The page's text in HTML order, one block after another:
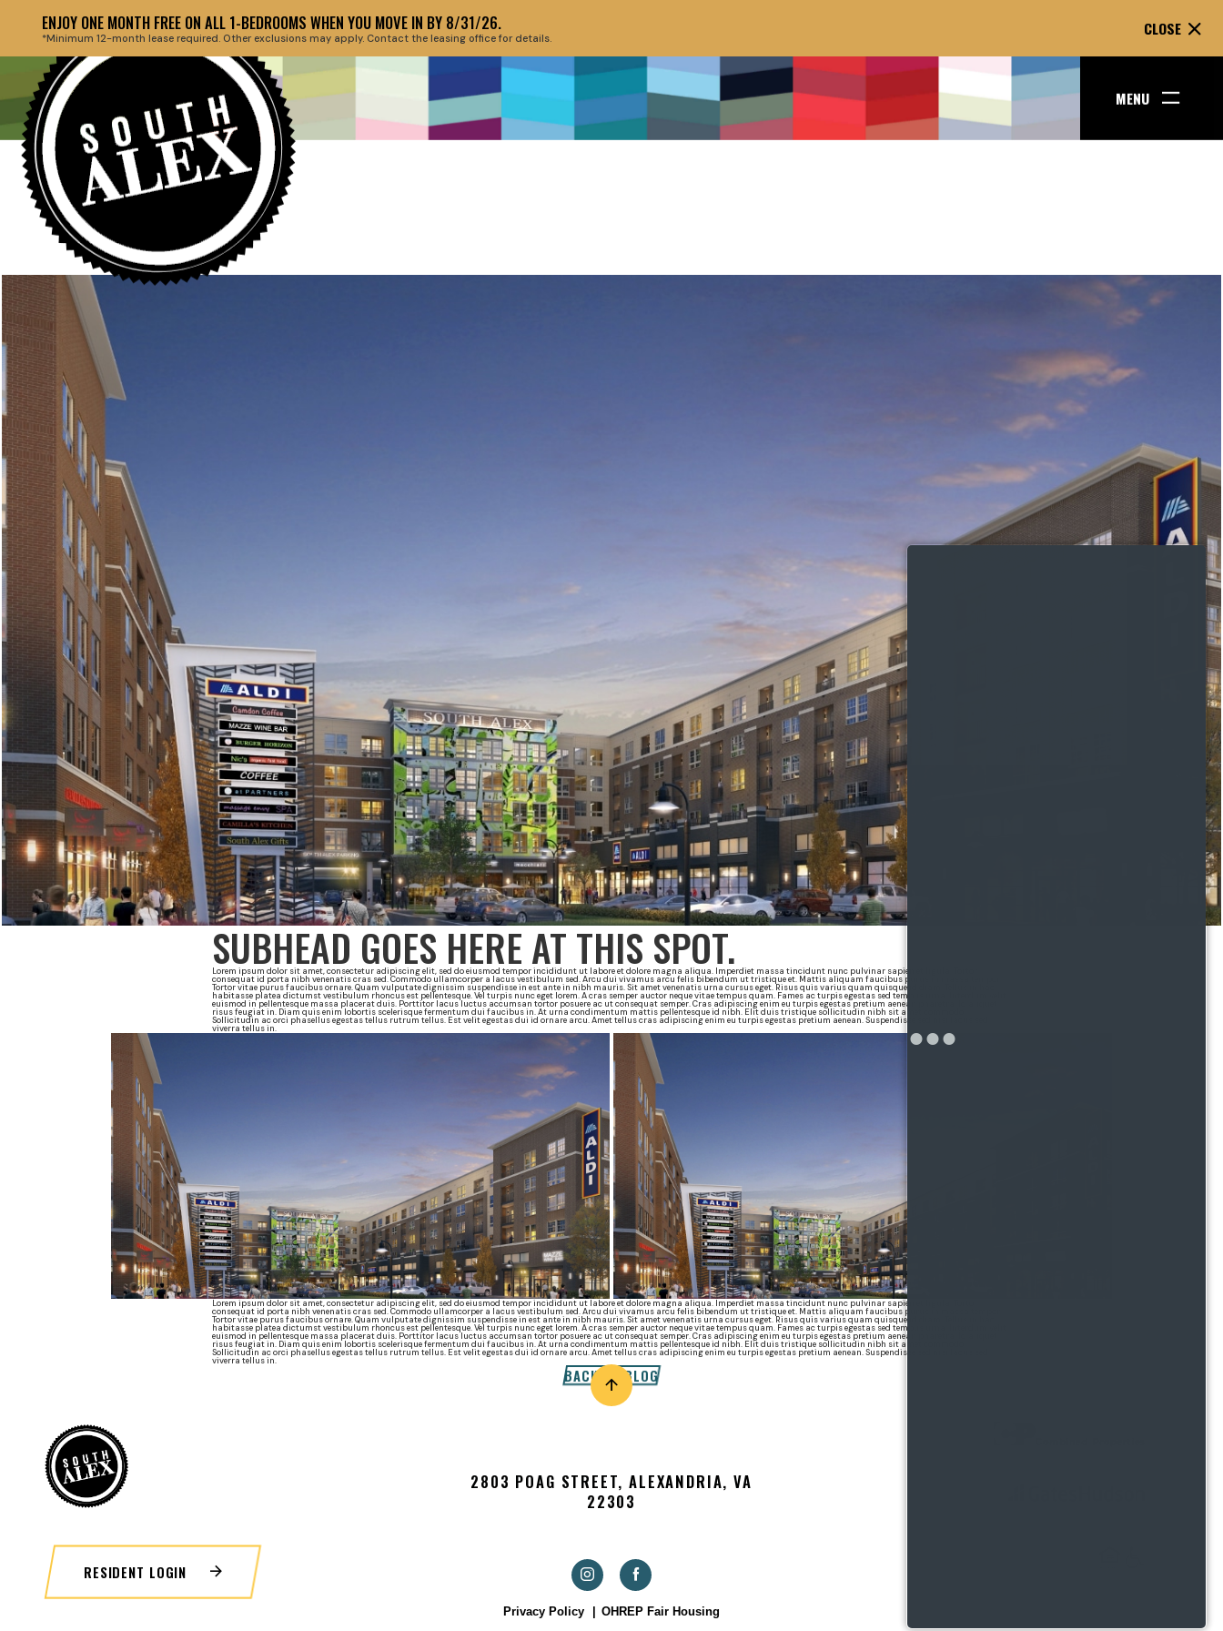
ENJOY ONE MONTH FREE ON ALL 1-BEDROOMS WHEN YOU MOVE IN BY 8/31/26.
*Minimum 12-month lease required. Other exclusions may apply. Contact the leasing office for details. CLOSE
MENU
Back to floor plans
HEADLINE ABOUT THE EVENT GOES
HERE AT THIS SPOT OF TWO LINES.
SUBHEAD GOES HERE AT THIS SPOT.
Lorem ipsum dolor sit amet, consectetur adipiscing elit, sed do eiusmod tempor incididunt ut labore et dolore magna aliqua. Imperdiet massa tincidunt nunc pulvinar sapien et ligula. Tortor
consequat id porta nibh venenatis cras sed. Commodo ullamcorper a lacus vestibulum sed. Arcu dui vivamus arcu felis bibendum ut tristique et. Mattis aliquam faucibus purus in massa tempor.
Tortor vitae purus faucibus ornare. Quam vulputate dignissim suspendisse in est ante in nibh mauris. Sit amet venenatis urna cursus eget. Risus quis varius quam quisque id diam. Tellus in hac
habitasse platea dictumst vestibulum rhoncus est pellentesque. Vel turpis nunc eget lorem. A cras semper auctor neque vitae tempus quam. Fames ac turpis egestas sed tempus urna. Interdum velit
euismod in pellentesque massa placerat duis. Porttitor lacus luctus accumsan tortor posuere ac ut consequat semper. Cras adipiscing enim eu turpis egestas pretium aenean pharetra. Id aliquet
risus feugiat in. Diam quis enim lobortis scelerisque fermentum dui faucibus in. At urna condimentum mattis pellentesque id nibh. Elit duis tristique sollicitudin nibh sit amet commodo.
Sollicitudin ac orci phasellus egestas tellus rutrum tellus. Est velit egestas dui id ornare arcu. Amet tellus cras adipiscing enim eu turpis egestas pretium aenean. Suspendisse sed nisi lacus sed
viverra tellus in.
Lorem ipsum dolor sit amet, consectetur adipiscing elit, sed do eiusmod tempor incididunt ut labore et dolore magna aliqua. Imperdiet massa tincidunt nunc pulvinar sapien et ligula. Tortor
consequat id porta nibh venenatis cras sed. Commodo ullamcorper a lacus vestibulum sed. Arcu dui vivamus arcu felis bibendum ut tristique et. Mattis aliquam faucibus purus in massa tempor.
Tortor vitae purus faucibus ornare. Quam vulputate dignissim suspendisse in est ante in nibh mauris. Sit amet venenatis urna cursus eget. Risus quis varius quam quisque id diam. Tellus in hac
habitasse platea dictumst vestibulum rhoncus est pellentesque. Vel turpis nunc eget lorem. A cras semper auctor neque vitae tempus quam. Fames ac turpis egestas sed tempus urna. Interdum velit
euismod in pellentesque massa placerat duis. Porttitor lacus luctus accumsan tortor posuere ac ut consequat semper. Cras adipiscing enim eu turpis egestas pretium aenean pharetra. Id aliquet
risus feugiat in. Diam quis enim lobortis scelerisque fermentum dui faucibus in. At urna condimentum mattis pellentesque id nibh. Elit duis tristique sollicitudin nibh sit amet commodo.
Sollicitudin ac orci phasellus egestas tellus rutrum tellus. Est velit egestas dui id ornare arcu. Amet tellus cras adipiscing enim eu turpis egestas pretium aenean. Suspendisse sed nisi lacus sed
viverra tellus in.
BACK TO BLOG
RESIDENT LOGIN
2803 POAG STREET, ALEXANDRIA, VA
22303
Privacy Policy OHREP Fair Housing